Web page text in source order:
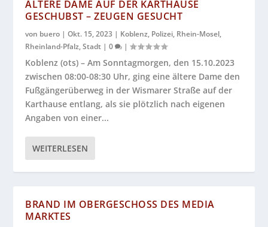
ÄLTERE DAME AUF DER KARTHAUSE
GESCHUBST – ZEUGEN GESUCHT
von buero |Okt. 15, 2023 | Koblenz, Polizei, Rhein-Mosel,
Rheinland-Pfalz,Stadt |0 |
Koblenz (ots) – Am Sonntagmorgen, den 15.10.2023
zwischen 08:00-08:30 Uhr, ging eine ältere Dame den
Fußgängerüberweg in der Wismarer Straße auf der
Karthause entlang, als sie plötzlich nach eigenen
Angaben von einer...
WEITERLESEN
BRAND IM OBERGESCHOSS DES MEDIA
MARKTES